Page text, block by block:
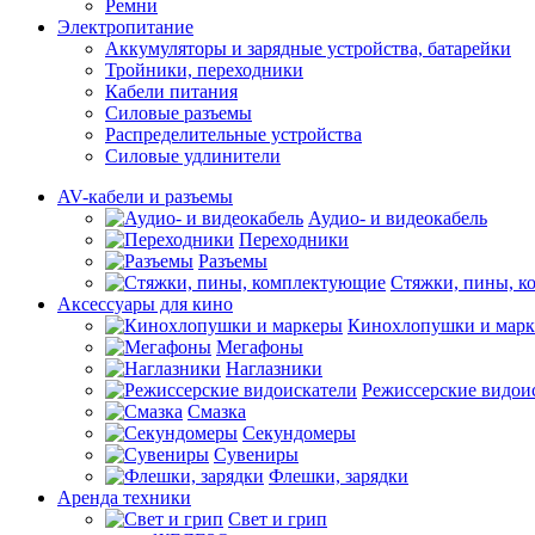
Ремни
Электропитание
Аккумуляторы и зарядные устройства, батарейки
Тройники, переходники
Кабели питания
Силовые разъемы
Распределительные устройства
Силовые удлинители
AV-кабели и разъемы
Аудио- и видеокабель
Переходники
Разъемы
Стяжки, пины,
Аксессуары для кино
Кинохлопушки и
Мегафоны
Наглазники
Режиссерские
Смазка
Секундомеры
Сувениры
Флешки, зарядки
Аренда техники
Свет и грип